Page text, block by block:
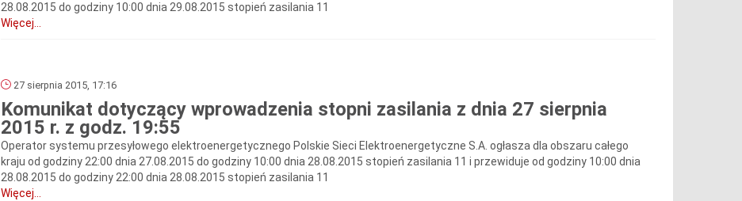
28.08.2015 do godziny 10:00 dnia 29.08.2015 stopień zasilania 11
Więcej...
27 sierpnia 2015, 17:16
Komunikat dotyczący wprowadzenia stopni zasilania z dnia 27 sierpnia
2015 r. z godz. 19:55
Operator systemu przesyłowego elektroenergetycznego Polskie Sieci Elektroenergetyczne S.A. ogłasza dla obszaru całego
kraju od godziny 22:00 dnia 27.08.2015 do godziny 10:00 dnia 28.08.2015 stopień zasilania 11 i przewiduje od godziny 10:00 dnia
28.08.2015 do godziny 22:00 dnia 28.08.2015 stopień zasilania 11
Więcej...